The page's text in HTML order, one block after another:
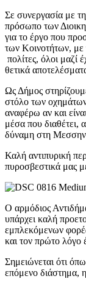
Σε συνεργασία με
πρόσωπο των
για το έργο που
των Κοινοτήτων, με
πολίτες, όλοι μαζί
θετικά
Ως Δήμος
στόλο των
αναφέρω αν και
μέσα που διαθέτει,
δύναμη στη
Καλή αντιπυρική
πυροσβεστικά μας
Ο αρμόδιος
υπάρχει καλή
εμπλεκόμενων
και τον πρώτο λόγο
Σημειώνεται ότι
επόμενο